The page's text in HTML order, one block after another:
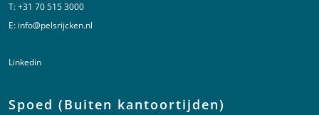
T:+31 70 515 3000
E: info@pelsrijcken.nl
Linkedin
Spoed (Buiten kantoortijden)